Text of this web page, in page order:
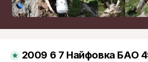
2009 6 7 Найфовка БАО